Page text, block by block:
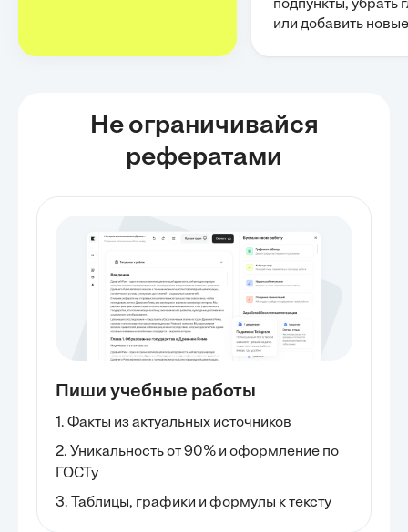
подпункты, убрать
или добавить новые
Не ограничивайся
рефератами
Пиши учебные работы
1. Факты из актуальных источников
2. Уникальность от 90% и оформление по
ГОСТу
3. Таблицы, графики и формулы к тексту